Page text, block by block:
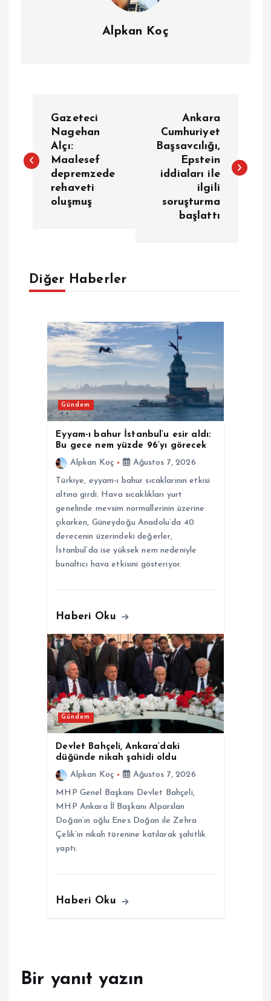
Alpkan Koç
z
z
Gazeteci
Nagehan
Alçı:
Maalesef
depremzede
rehaveti
oluşmuş
Ankara
Cumhuriyet
Başsavcılığı,
Epstein
iddiaları ile
ilgili
soruşturma
başlattı
Diğer Haberler
Gündem
Eyyam-ı bahur İstanbul’u esir aldı:
Bu gece nem yüzde 96’yı görecek
Alpkan Koç
Ağustos 7, 2026
Türkiye, eyyam-ı bahur sıcaklarının etkisi
altına girdi. Hava sıcaklıkları yurt
genelinde mevsim normallerinin üzerine
çıkarken, Güneydoğu Anadolu’da 40
derecenin üzerindeki değerler,
İstanbul’da ise yüksek nem nedeniyle
bunaltıcı hava etkisini gösteriyor.
Haberi Oku
Gündem
Devlet Bahçeli, Ankara’daki
düğünde nikah şahidi oldu
Alpkan Koç
Ağustos 7, 2026
MHP Genel Başkanı Devlet Bahçeli,
MHP Ankara İl Başkanı Alparslan
Doğan’ın oğlu Enes Doğan ile Zehra
Çelik’in nikah törenine katılarak şahitlik
yaptı.
Haberi Oku
Bir yanıt yazın